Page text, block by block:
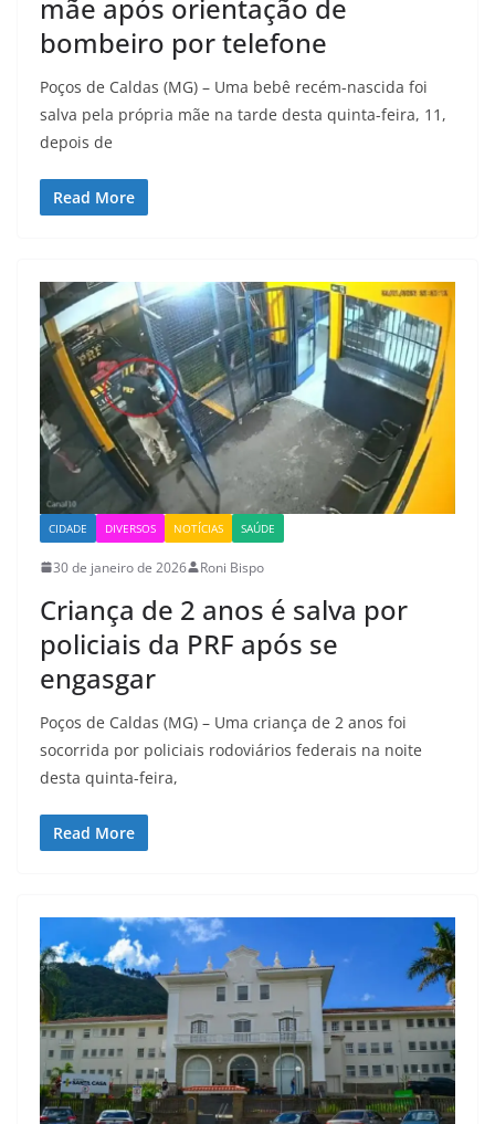
mãe após orientação de
bombeiro por telefone
Poços de Caldas (MG) – Uma bebê recém-nascida foi
salva pela própria mãe na tarde desta quinta-feira, 11,
depois de
Read More
CIDADE DIVERSOS NOTÍCIAS SAÚDE
30 de janeiro de 2026 Roni Bispo
Criança de 2 anos é salva por
policiais da PRF após se
engasgar
Poços de Caldas (MG) – Uma criança de 2 anos foi
socorrida por policiais rodoviários federais na noite
desta quinta-feira,
Read More